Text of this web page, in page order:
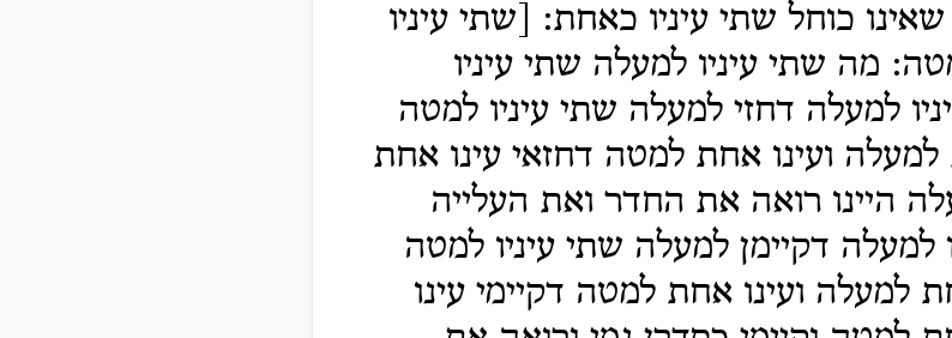
כוחל שתי עיניו כאחת: [שתי עיניו
מה שתי עיניו למעלה שתי עיניו
למעלה דחזי למעלה שתי עיניו למטה
ועינו אחת למטה דחזאי עינו אחת
היינו רואה את החדר ואת העלייה
דקיימן למעלה שתי עיניו למטה
למעלה ועינו אחת למטה דקיימי עינו